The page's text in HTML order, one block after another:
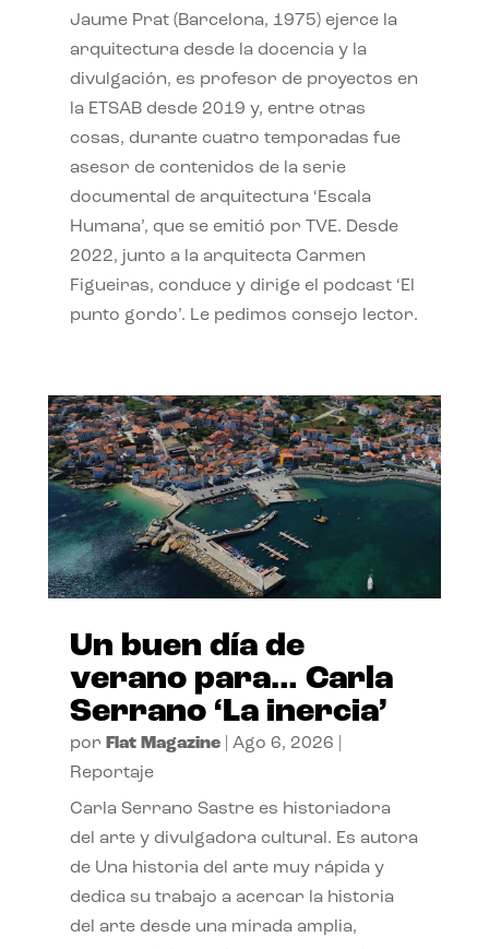
Jaume Prat (Barcelona, 1975) ejerce la
arquitectura desde la docencia y la
divulgación, es profesor de proyectos en
la ETSAB desde 2019 y, entre otras
cosas, durante cuatro temporadas fue
asesor de contenidos de la serie
documental de arquitectura ‘Escala
Humana’, que se emitió por TVE. Desde
2022, junto a la arquitecta Carmen
Figueiras, conduce y dirige el podcast ‘El
punto gordo’. Le pedimos consejo lector.
Un buen día de
verano para… Carla
Serrano ‘La inercia’
por Flat Magazine| Ago 6, 2026
Reportaje
Carla Serrano Sastre es historiadora
del arte y divulgadora cultural. Es autora
de Una historia del arte muy rápida y
dedica su trabajo a acercar la historia
del arte desde una mirada amplia,